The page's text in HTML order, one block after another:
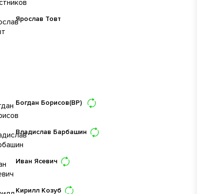
Ярослав Товт
Богдан Борисов(ВР)
Владислав Барбашин
Иван Ясевич
Кирилл Козуб